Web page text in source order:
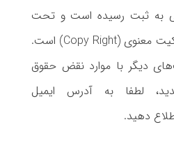
به ثبت رسیده ‌است و تحت
پوشش قانون حقوق مالکیت معنوی (Copy Right) است.
دیگر با موارد نقض حقوق
لطفا به آدرس ایمیل
دهید.